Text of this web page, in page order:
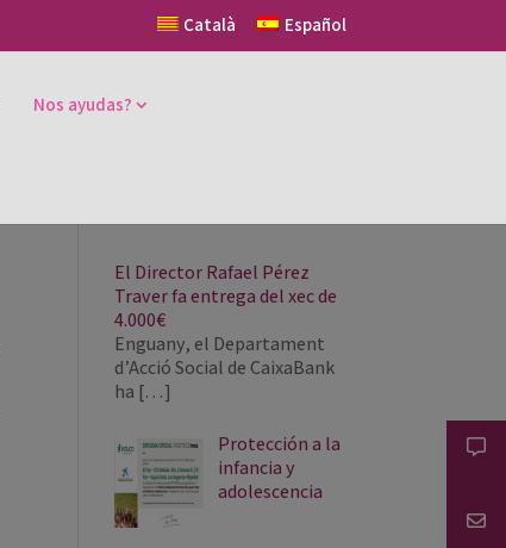
Català Español
Nos ayudas?
El Director Rafael Pérez
Traver fa entrega del xec de
4.000€
Enguany, el Departament
d’Acció Social de CaixaBank
ha […]
Protección a la
infancia y
adolescencia